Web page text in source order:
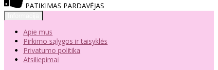
PATIKIMAS PARDAVĖJAS
Apie mus
Pirkimo sąlygos ir taisyklės
Privatumo politika
Atsiliepimai